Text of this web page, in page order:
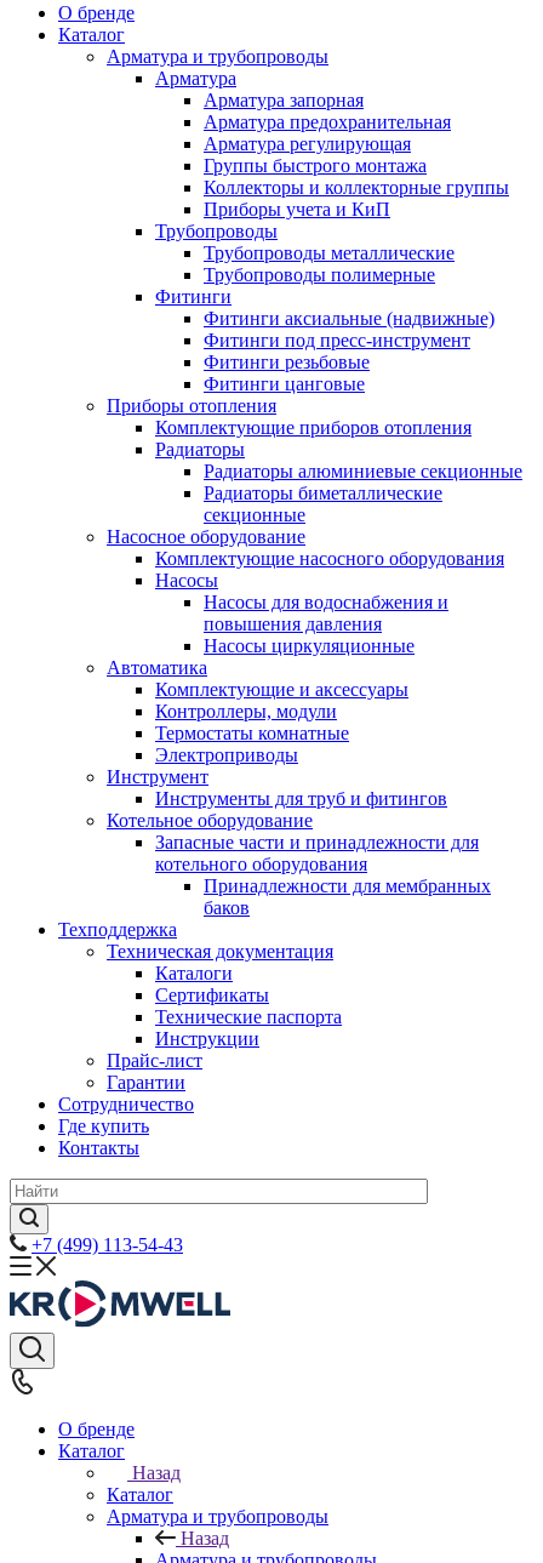
О бренде
Каталог
Арматура и трубопроводы
Арматура
Арматура запорная
Арматура предохранительная
Арматура регулирующая
Группы быстрого монтажа
Коллекторы и коллекторные группы
Приборы учета и КиП
Трубопроводы
Трубопроводы металлические
Трубопроводы полимерные
Фитинги
Фитинги аксиальные (надвижные)
Фитинги под пресс-инструмент
Фитинги резьбовые
Фитинги цанговые
Приборы отопления
Комплектующие приборов отопления
Радиаторы
Радиаторы алюминиевые секционные
Радиаторы биметаллические
секционные
Насосное оборудование
Комплектующие насосного оборудования
Насосы
Насосы для водоснабжения и
повышения давления
Насосы циркуляционные
Автоматика
Комплектующие и аксессуары
Контроллеры, модули
Термостаты комнатные
Электроприводы
Инструмент
Инструменты для труб и фитингов
Котельное оборудование
Запасные части и принадлежности для
котельного оборудования
Принадлежности для мембранных
баков
Техподдержка
Техническая документация
Каталоги
Сертификаты
Технические паспорта
Инструкции
Прайс-лист
Гарантии
Сотрудничество
Где купить
Контакты
+7 (499) 113-54-43
О бренде
Каталог
Назад
Каталог
Арматура и трубопроводы
Назад